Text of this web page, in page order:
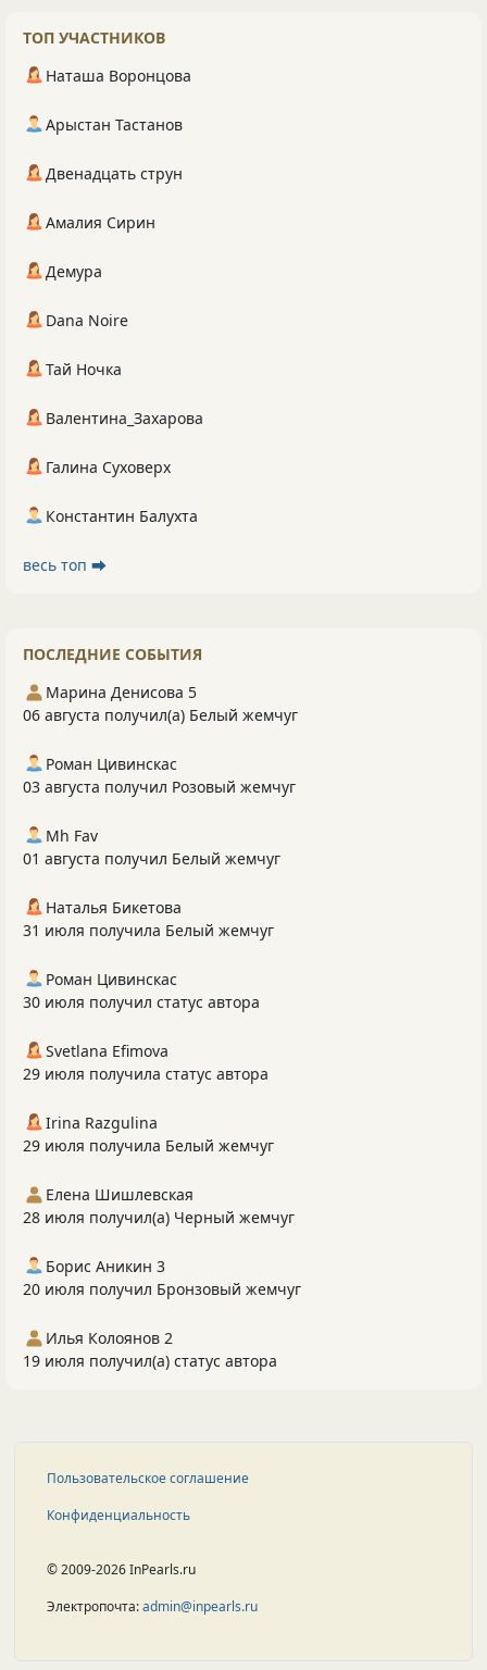
ТОП УЧАСТНИКОВ
Наташа Воронцова
Арыстан Тастанов
Двенадцать струн
Амалия Сирин
Демура
Dana Noire
Тай Ночка
Валентина_Захарова
Галина Суховерх
Константин Балухта
весь топ ⮕
ПОСЛЕДНИЕ СОБЫТИЯ
Марина Денисова 5
06 августа получил(а) Белый жемчуг
Роман Цивинскас
03 августа получил Розовый жемчуг
Mh Fav
01 августа получил Белый жемчуг
Наталья Бикетова
31 июля получила Белый жемчуг
Роман Цивинскас
30 июля получил статус автора
Svetlana Efimova
29 июля получила статус автора
Irina Razgulina
29 июля получила Белый жемчуг
Елена Шишлевская
28 июля получил(а) Черный жемчуг
Борис Аникин 3
20 июля получил Бронзовый жемчуг
Илья Колоянов 2
19 июля получил(а) статус автора
Пользовательское соглашение
Конфиденциальность
© 2009-2026 InPearls.ru
Электропочта:admin@inpearls.ru